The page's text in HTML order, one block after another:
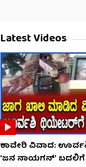
Latest Videos
ಕಾವೇರಿ ವಿವಾದ:
‘ಜನ ನಾಯಗನ್’ ಬದಲಿಗೆ